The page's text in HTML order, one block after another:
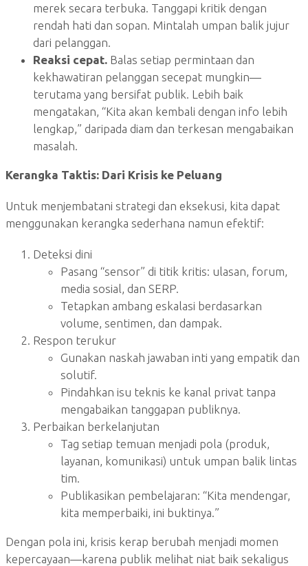
merek secara terbuka. Tanggapi kritik dengan
rendah hati dan sopan. Mintalah umpan balik jujur
dari pelanggan.
Reaksi cepat. Balas setiap permintaan dan
kekhawatiran pelanggan secepat mungkin—
terutama yang bersifat publik. Lebih baik
mengatakan, “Kita akan kembali dengan info lebih
lengkap,” daripada diam dan terkesan mengabaikan
masalah.
Kerangka Taktis: Dari Krisis ke Peluang
Untuk menjembatani strategi dan eksekusi, kita dapat
menggunakan kerangka sederhana namun efektif:
Deteksi dini
Pasang “sensor” di titik kritis: ulasan, forum,
media sosial, dan SERP.
Tetapkan ambang eskalasi berdasarkan
volume, sentimen, dan dampak.
Respon terukur
Gunakan naskah jawaban inti yang empatik dan
solutif.
Pindahkan isu teknis ke kanal privat tanpa
mengabaikan tanggapan publiknya.
Perbaikan berkelanjutan
Tag setiap temuan menjadi pola (produk,
layanan, komunikasi) untuk umpan balik lintas
tim.
Publikasikan pembelajaran: “Kita mendengar,
kita memperbaiki, ini buktinya.”
Dengan pola ini, krisis kerap berubah menjadi momen
kepercayaan—karena publik melihat niat baik sekaligus